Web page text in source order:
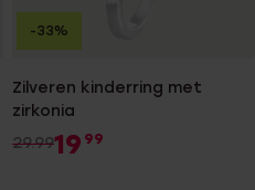
Zilveren kinderring met
zirkonia
29.9919 99
-33%